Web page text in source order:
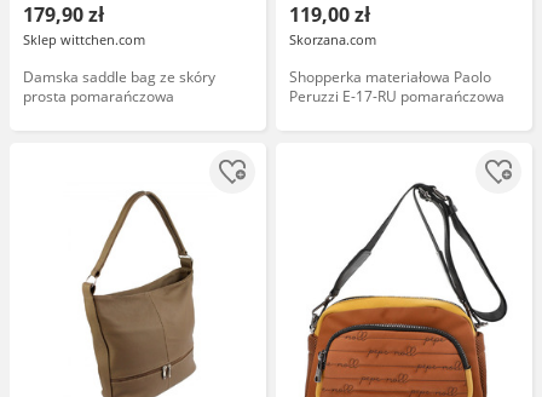
179,90 zł
Sklep wittchen.com
Damska saddle bag ze skóry
prosta pomarańczowa
119,00 zł
Skorzana.com
Shopperka materiałowa Paolo
Peruzzi E-17-RU pomarańczowa